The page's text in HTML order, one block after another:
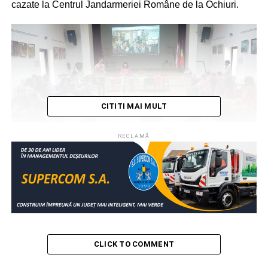
cazate la Centrul Jandarmeriei Române de la Ochiuri.
Activităţile din cadrul proiectului „Tineri pentru România”
se derulează în fiecare zi, iar subiectele sunt diverse, de
protejarea naturii. De asemenea, s-au organizat până
acum şi expediţii pe dealurile şi în pădurile dimprejurul
CITITI MAI MULT
RECLAMĂ
CLICK TO COMMENT